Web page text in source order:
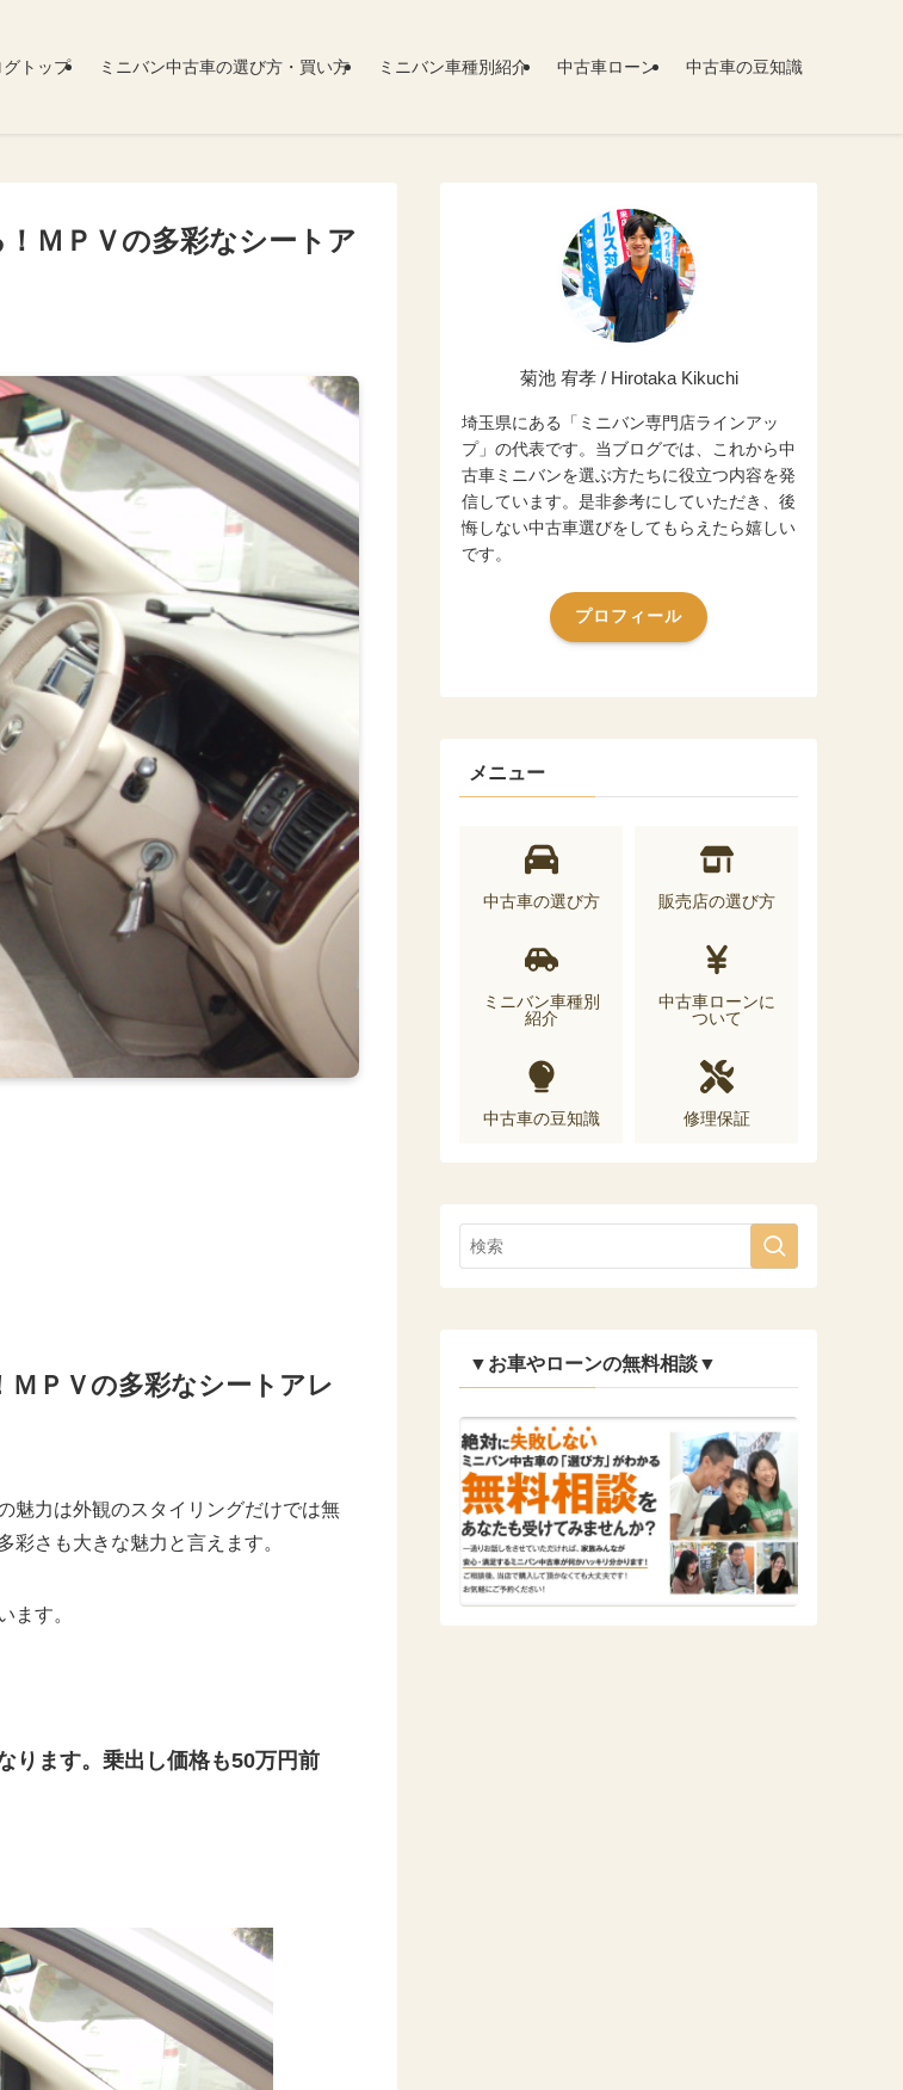
グトップ ミニバン中古車の選び方・買い方 ミニバン車種別紹介 中古車ローン 中古車の豆知識
ＭＰＶの多彩なシートア
ＭＰＶの多彩なシートアレ
魅力は外観のスタイリングだけでは無
彩さも大きな魅力と言えます。
ます。
ります。乗出し価格も50万円前
菊池 宥孝 / Hirotaka Kikuchi
埼玉県にある「ミニバン専門店ラインアッ
プ」の代表です。当ブログでは、これから中
古車ミニバンを選ぶ方たちに役立つ内容を発
信しています。是非参考にしていただき、後
悔しない中古車選びをしてもらえたら嬉しい
です。
プロフィール
メニュー
中古車の選び方 販売店の選び方
ミニバン車種別
紹介
中古車ローンに
ついて
中古車の豆知識 修理保証
▼お車やローンの無料相談▼